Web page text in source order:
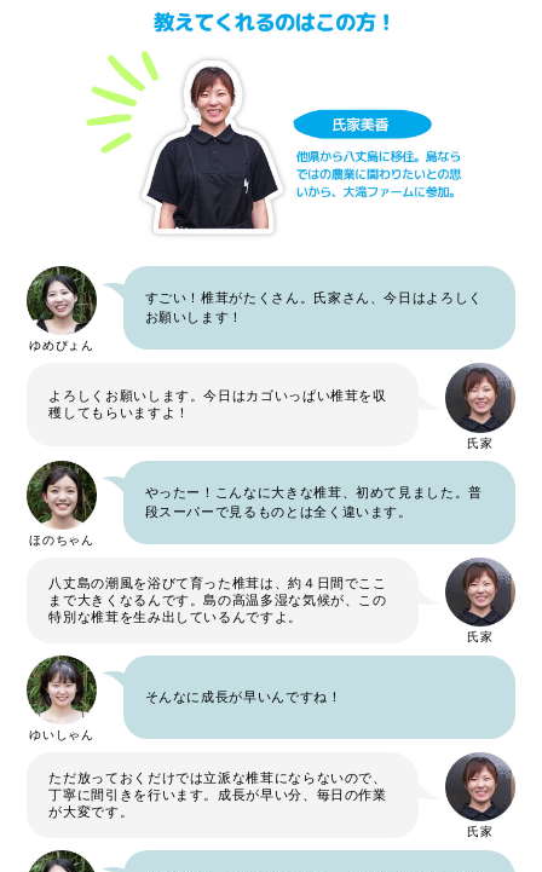
ゆめぴょん
すごい！椎茸がたくさん。氏家さん、今日はよろしく
お願いします！
氏家
よろしくお願いします。今日はカゴいっぱい椎茸を収
穫してもらいますよ！
ほのちゃん
やったー！こんなに大きな椎茸、初めて見ました。普
段スーパーで見るものとは全く違います。
氏家
八丈島の潮風を浴びて育った椎茸は、約４日間でここ
まで大きくなるんです。島の高温多湿な気候が、この
特別な椎茸を生み出しているんですよ。
ゆいしゃん
そんなに成長が早いんですね！
氏家
ただ放っておくだけでは立派な椎茸にならないので、
丁寧に間引きを行います。成長が早い分、毎日の作業
が大変です。